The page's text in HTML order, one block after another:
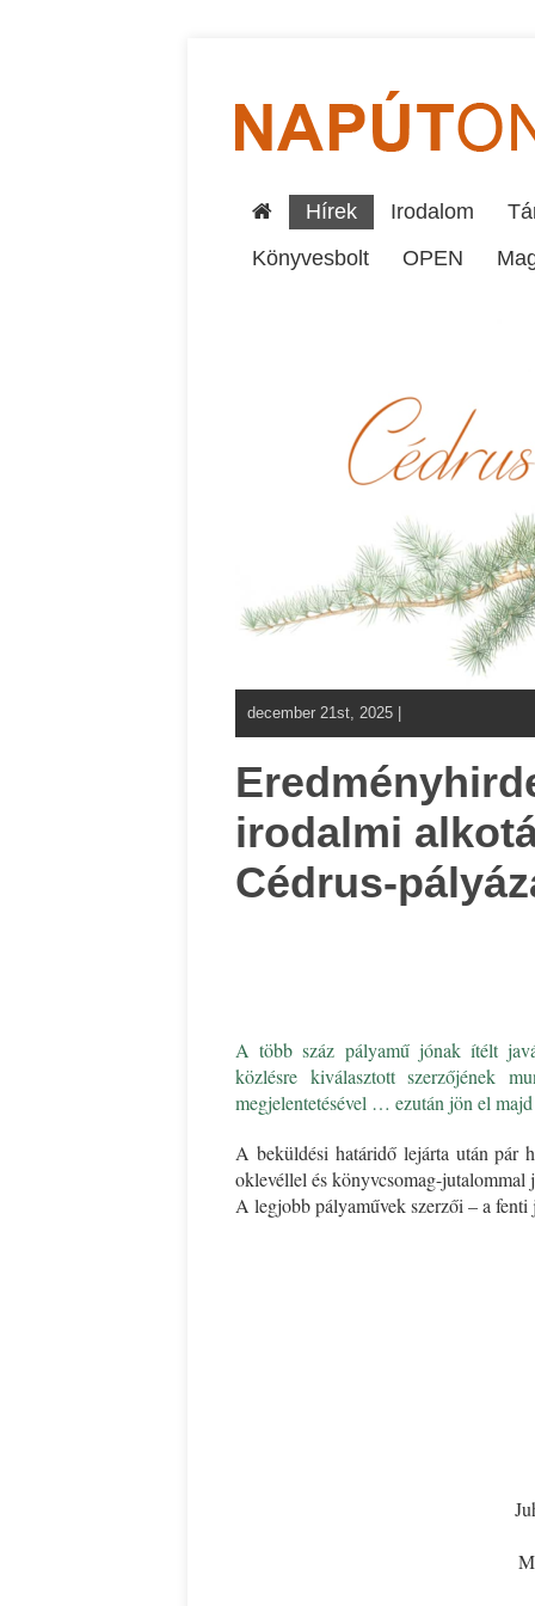
Hírek Irodalom
Könyvesbolt
OPEN
december 21st, 2025 |
irodalmi
Cédrus-
A több száz pályamű jónak ítélt
közlésre kiválasztott szerzőjének
megjelentetésével … ezután jön el
A beküldési határidő lejárta után pár
oklevéllel és könyvcsomag-jutalommal
A legjobb pályaművek szerzői – a